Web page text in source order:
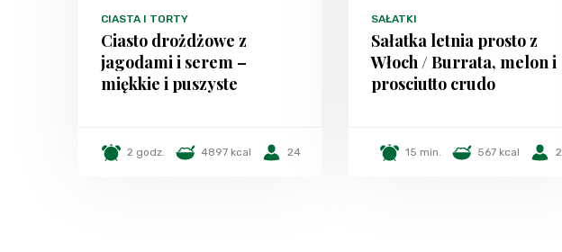
CIASTA I TORTY
Ciasto drożdżowe z
jagodami i serem –
miękkie i puszyste
2 godz. 4897 kcal 24
SAŁATKI
Sałatka letnia prosto z
Włoch / Burrata, melon i
prosciutto crudo
15 min. 567 kcal 2